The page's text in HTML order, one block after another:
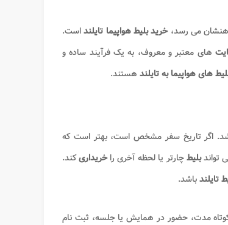
ذهنشان می رسد،خرید بلیط هواپیما تایلنداست.
های معتبر و معروف، به یک فرآیند ساده و
های هواپیما به تایلند هستند.
اگر تاریخ سفر مشخص است، بهتر است که
تواندبلیطچارتر یا لحظه آخری راخریداریکند.
تایلندباشد.
مدت، حضور در همایش یا جلسه، ثبت نام